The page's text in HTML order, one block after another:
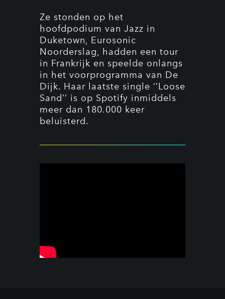
Ze stonden op het
hoofdpodium van Jazz in
Duketown, Eurosonic
Noorderslag, hadden een tour
in Frankrijk en speelde onlangs
in het voorprogramma van De
Dijk. Haar laatste single ‘’Loose
Sand’’ is op Spotify inmiddels
meer dan 180.000 keer
beluisterd.